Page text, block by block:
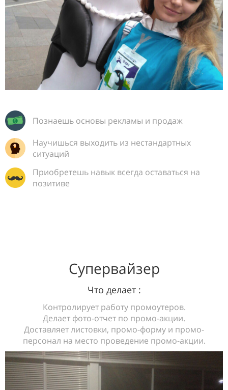
Познаешь основы рекламы и продаж
Научишься выходить из нестандартных
ситуаций
Приобретешь навык всегда оставаться на
позитиве
Супервайзер
Что делает :
Контролирует работу промоутеров.
Делает фото-отчет по промо-акции.
Доставляет листовки, промо-форму и промо-
персонал на место проведение промо-акции.